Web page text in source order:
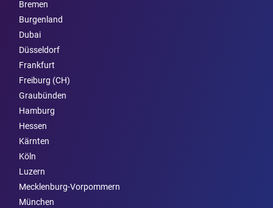
Bremen
Burgen­land
Dubai
Düsseldorf
Frankfurt
Freiburg (CH)
Graubünden
Hamburg
Hessen
Kärnten
Köln
Luzern
Mecklenburg-Vorpommern
München